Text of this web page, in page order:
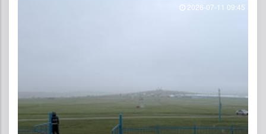
2026-07-11 09:45